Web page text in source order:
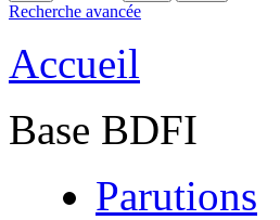
Recherche avancée
Accueil
Base BDFI
Parutions